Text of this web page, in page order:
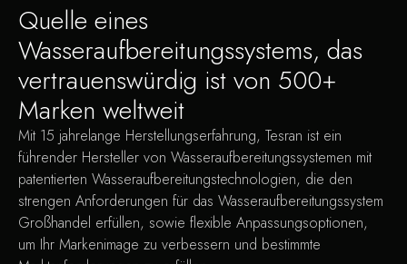
Quelle eines
Wasseraufbereitungssystems, das
vertrauenswürdig ist von 500+
Marken weltweit
Mit 15 jahrelange Herstellungserfahrung, Tesran ist ein
führender Hersteller von Wasseraufbereitungssystemen mit
patentierten Wasseraufbereitungstechnologien, die den
strengen Anforderungen für das Wasseraufbereitungssystem
Großhandel erfüllen, sowie flexible Anpassungsoptionen,
um Ihr Markenimage zu verbessern und bestimmte